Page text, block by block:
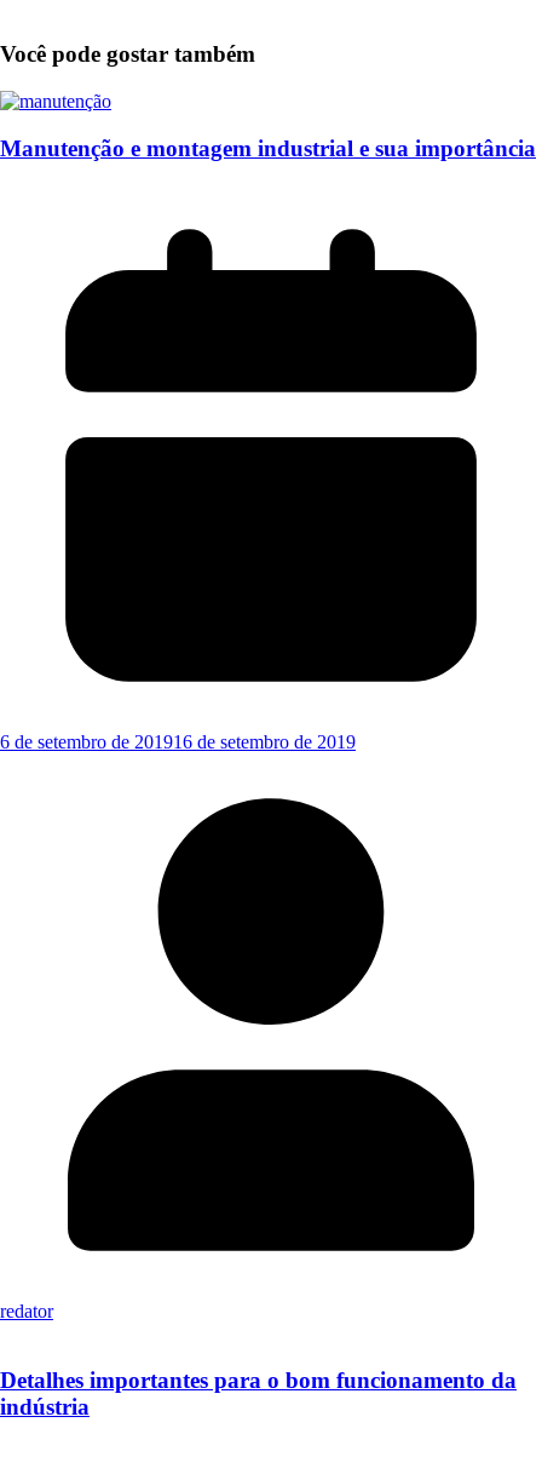
Você pode gostar também
Manutenção e montagem industrial e sua importância
6 de setembro de 201916 de setembro de 2019
redator
Detalhes importantes para o bom funcionamento da
indústria